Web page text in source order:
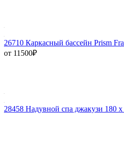
26710 Каркасный бассейн Prism
от 11500₽
28458 Надувной спа джакузи 180